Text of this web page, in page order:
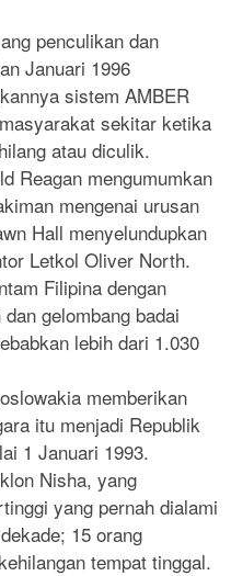
penculikan dan
Januari 1996
sistem AMBER
sekitar ketika
atau diculik.
Reagan mengumumkan
mengenai urusan
Hall menyelundupkan
Letkol Oliver North.
Filipina dengan
gelombang badai
lebih dari 1.030
memberikan
itu menjadi Republik
1 Januari 1993.
Nisha, yang
yang pernah dialami
15 orang
tempat tinggal.